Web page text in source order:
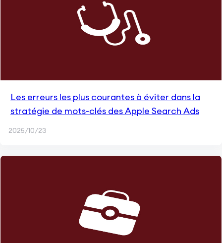
Les erreurs les plus courantes à éviter dans la
stratégie de mots-clés des Apple Search Ads
2025/10/23